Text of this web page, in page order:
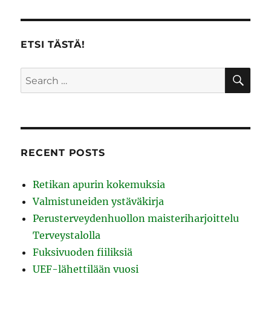
ETSI TÄSTÄ!
Search
for:
RECENT POSTS
Retikan apurin kokemuksia
Valmistuneiden ystäväkirja
Perusterveydenhuollon maisteriharjoittelu
Terveystalolla
Fuksivuoden fiiliksiä
UEF-lähettilään vuosi